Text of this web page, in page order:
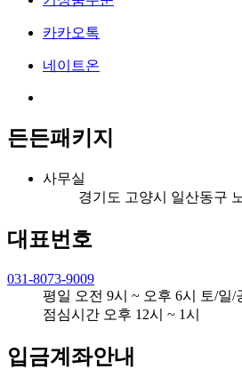
카카오톡
네이트온
든든패키지
사무실
경기도 고양시 일산동구
대표번호
031-8073-9009
평일 오전 9시 ~ 오후 6시 토/일/
점심시간 오후 12시 ~ 1시
입금계좌안내